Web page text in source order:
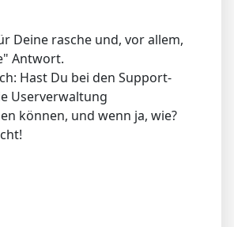
Deine rasche und, vor allem,
Antwort.
Hast Du bei den Support-
Userverwaltung
können, und wenn ja, wie?